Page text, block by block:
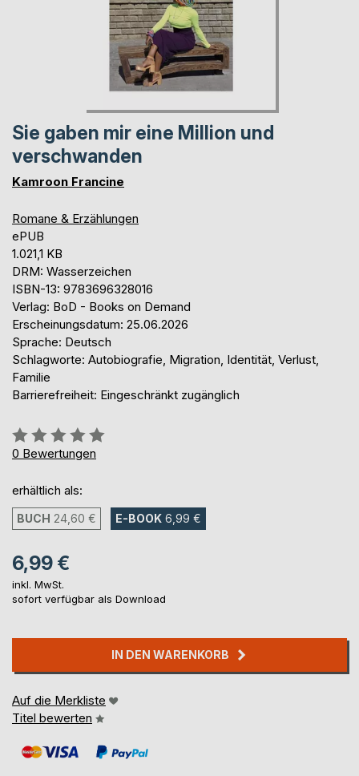
Sie gaben mir eine Million und
verschwanden
Kamroon Francine
Romane & Erzählungen
ePUB
1.021,1 KB
DRM: Wasserzeichen
ISBN-13: 9783696328016
Verlag: BoD - Books on Demand
Erscheinungsdatum: 25.06.2026
Sprache: Deutsch
Schlagworte: Autobiografie, Migration, Identität, Verlust,
Familie
Barrierefreiheit: Eingeschränkt zugänglich
Bewertung::
0%
0 Bewertungen
erhältlich als:
BUCH 24,60 € E-BOOK 6,99 €
6,99 €
inkl. MwSt.
sofort verfügbar als Download
IN DEN WARENKORB
Auf die Merkliste
Titel bewerten